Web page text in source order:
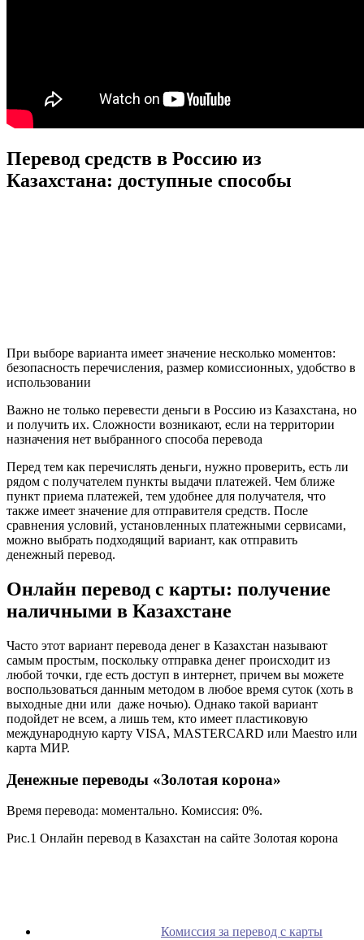
Перевод средств в Россию из
Казахстана: доступные способы
При выборе варианта имеет значение несколько моментов:
безопасность перечисления, размер комиссионных, удобство в
использовании
Важно не только перевести деньги в Россию из Казахстана, но
и получить их. Сложности возникают, если на территории
назначения нет выбранного способа перевода
Перед тем как перечислять деньги, нужно проверить, есть ли
рядом с получателем пункты выдачи платежей. Чем ближе
пункт приема платежей, тем удобнее для получателя, что
также имеет значение для отправителя средств. После
сравнения условий, установленных платежными сервисами,
можно выбрать подходящий вариант, как отправить
денежный перевод.
Онлайн перевод с карты: получение
наличными в Казахстане
Часто этот вариант перевода денег в Казахстан называют
самым простым, поскольку отправка денег происходит из
любой точки, где есть доступ в интернет, причем вы можете
воспользоваться данным методом в любое время суток (хоть в
выходные дни или даже ночью). Однако такой вариант
подойдет не всем, а лишь тем, кто имеет пластиковую
международную карту VISA, MASTERCARD или Maestro или
карта МИР.
Денежные переводы «Золотая корона»
Время перевода: моментально. Комиссия: 0%.
Рис.1 Онлайн перевод в Казахстан на сайте Золотая корона
Комиссия за перевод с карты